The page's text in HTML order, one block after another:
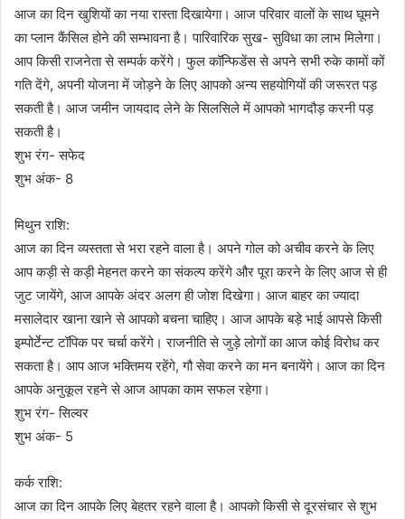
आज का दिन खुशियों का नया रास्ता दिखायेगा। आज परिवार वालों के साथ घूमने
का प्लान कैंसिल होने की सम्भावना है। पारिवारिक सुख- सुविधा का लाभ मिलेगा।
आप किसी राजनेता से सम्पर्क करेंगे। फुल कॉन्फिडेंस से अपने सभी रुके कामों कों
गति देंगे, अपनी योजना में जोड़ने के लिए आपको अन्य सहयोगियों की जरूरत पड़
सकती है। आज जमीन जायदाद लेने के सिलसिले में आपको भागदौड़ करनी पड़
सकती है।
शुभ रंग- सफेद
शुभ अंक- 8
मिथुन राशि:
आज का दिन व्यस्तता से भरा रहने वाला है। अपने गोल को अचीव करने के लिए
आप कड़ी से कड़ी मेहनत करने का संकल्प करेंगे और पूरा करने के लिए आज से ही
जुट जायेंगे, आज आपके अंदर अलग ही जोश दिखेगा। आज बाहर का ज्यादा
मसालेदार खाना खाने से आपको बचना चाहिए। आज आपके बड़े भाई आपसे किसी
इम्पोर्टेन्ट टॉपिक पर चर्चा करेंगे। राजनीति से जुड़े लोगों का आज कोई विरोध कर
सकता है। आप आज भक्तिमय रहेंगे, गौ सेवा करने का मन बनायेंगे। आज का दिन
आपके अनुकूल रहने से आज आपका काम सफल रहेगा।
शुभ रंग- सिल्वर
शुभ अंक- 5
कर्क राशि:
आज का दिन आपके लिए बेहतर रहने वाला है। आपको किसी से दूरसंचार से शुभ